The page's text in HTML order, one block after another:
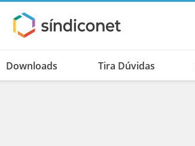
Downloads Tira Dúvidas